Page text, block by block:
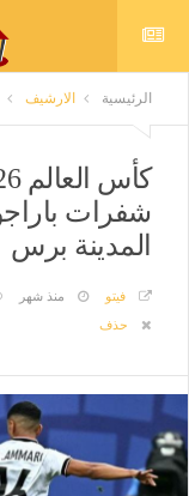
الرئيسية الارشيف
المدينة برس
فيتو منذ شهر
حذف